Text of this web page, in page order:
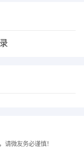
请微友务必谨慎！